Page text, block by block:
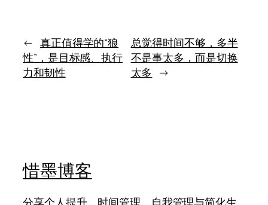
的
状
态
夜
里，
我
越
← 真正值得学的“狼
性”，是目标感、执行
力和韧性
总觉得时间不够，多半
不是事太多，而是切换
太多
→
惜墨博客
分享个人提升、时间管理、自我管理与简化生